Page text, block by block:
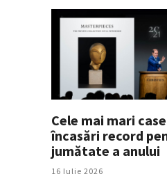
Cele mai mari
încasări record
jumătate a anului
16 Iulie 2026